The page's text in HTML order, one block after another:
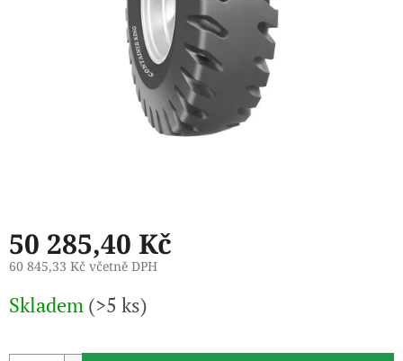
50 285,40 Kč
60 845,33 Kč včetně DPH
cena:
Skladem (>5 ks)